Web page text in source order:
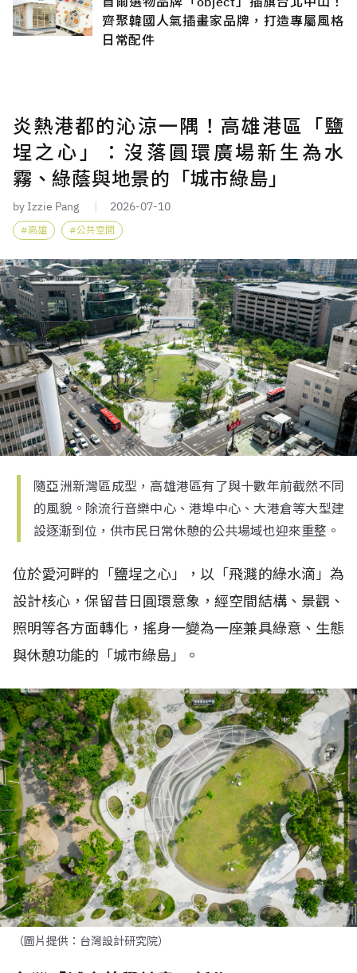
齊聚韓國人氣插畫家品牌，打造專屬風格
日常配件
炎熱港都的沁涼一隅！高雄港區「鹽
埕之心」：沒落圓環廣場新生為水
霧、綠蔭與地景的「城市綠島」
by Izzie Pang 2026-07-10
高雄 公共空間
隨亞洲新灣區成型，高雄港區有了與十數年前截然不同
的風貌。除流行音樂中心、港埠中心、大港倉等大型建
設逐漸到位，供市民日常休憩的公共場域也迎來重整。
位於愛河畔的「鹽埕之心」，以「飛濺的綠水滴」為
設計核心，保留昔日圓環意象，經空間結構、景觀、
照明等各方面轉化，搖身一變為一座兼具綠意、生態
與休憩功能的「城市綠島」。
（圖片提供：台灣設計研究院）